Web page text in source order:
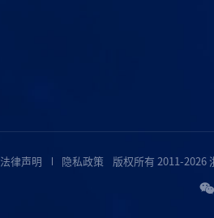
法律声明 隐私政策 版权所有 2011-2026